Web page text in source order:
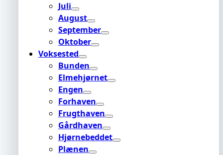
Juli
August
September
Oktober
Voksested
Bunden
Elmehjørnet
Engen
Forhaven
Frugthaven
Gårdhaven
Hjørnebeddet
Plænen